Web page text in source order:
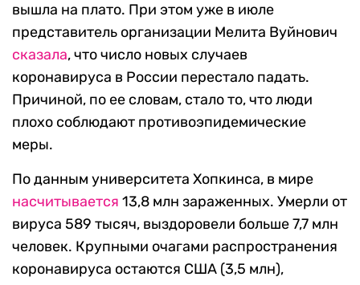
вышла на плато. При этом уже в июле
представитель организации Мелита Вуйнович
сказала, что число новых случаев
коронавируса в России перестало падать.
Причиной, по ее словам, стало то, что люди
плохо соблюдают противоэпидемические
меры.
По данным университета Хопкинса, в мире
насчитывается 13,8 млн зараженных. Умерли от
вируса 589 тысяч, выздоровели больше 7,7 млн
человек. Крупными очагами распространения
коронавируса остаются США (3,5 млн),